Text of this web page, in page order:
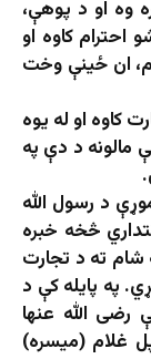
وه او د پوهې،
احترام کاوه او
ان ځينې وخت
کاوه او له یوه
مالونه د دې په
د رسول الله
څخه خبره
ته د تجارت
په پایله کې د
رضی الله عنها
غلام (میسره)